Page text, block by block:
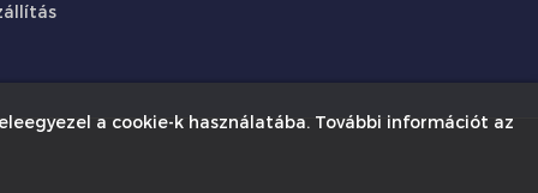
a cookie-k használatába. További információt az